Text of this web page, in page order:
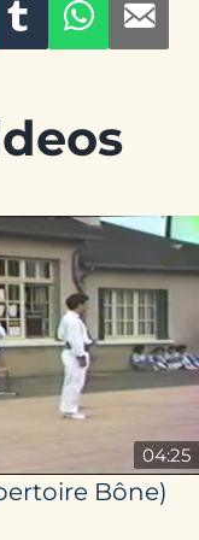
04:25
Bône)